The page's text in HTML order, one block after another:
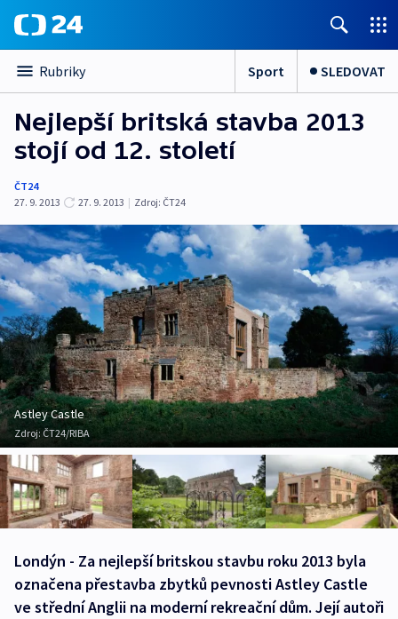
Rubriky Sport SLEDOVAT
Nejlepší britská stavba 2013
stojí od 12. století
ČT24
27. 9. 2013
27. 9. 2013 | Zdroj: ČT24
Astley Castle
Zdroj: ČT24/RIBA
Londýn - Za nejlepší britskou stavbu roku 2013 byla
označena přestavba zbytků pevnosti Astley Castle
ve střední Anglii na moderní rekreační dům. Její autoři